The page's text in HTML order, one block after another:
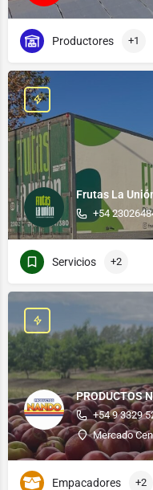
Productores +1
Frutas La
+54
Servicios +2
PRODUCTOS
+54 9 3329
Mercado
Empacadores +2